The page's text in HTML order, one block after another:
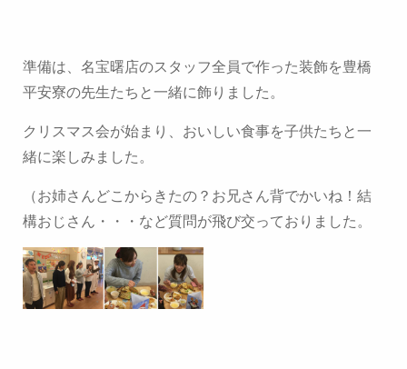
準備は、名宝曙店のスタッフ全員で作った装飾を豊橋
平安寮の先生たちと一緒に飾りました。
クリスマス会が始まり、おいしい食事を子供たちと一
緒に楽しみました。
（お姉さんどこからきたの？お兄さん背でかいね！結
構おじさん・・・など質問が飛び交っておりました。